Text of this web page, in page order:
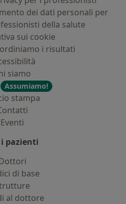
dei dati personali per
della salute
sui cookie
i risultati
siamo
Assumiamo!
stampa
Eventi
i pazienti
di base
al dottore